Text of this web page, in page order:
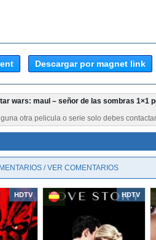
Descargar por magnet link
wars: maul – señor de las sombras 1×1
otra pelicula o serie solo debes
/ VER COMENTARIOS
HDTV HDTV